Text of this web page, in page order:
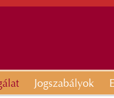
Jogszabályok